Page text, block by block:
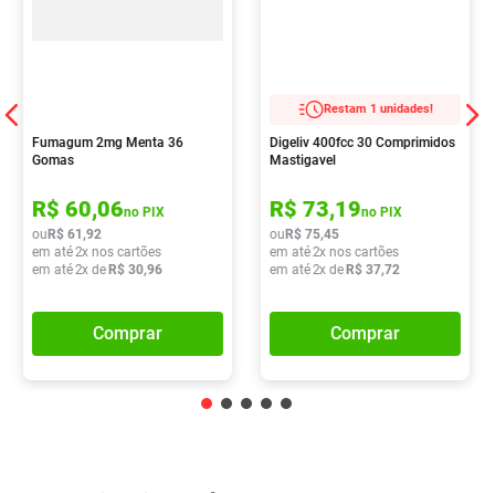
Fumagum 2mg Menta 36
Gomas
R$ 60,06no PIX
ou R$ 61 ,92
em até2x nos cartões
em até2x de R$ 30,96
Comprar
Restam 1 unidades!
Digeliv 400fcc 30 Comprimidos
Mastigavel
R$ 73,19no PIX
ou R$ 75,45
em até2x nos cartões
em até2x de R$ 37,72
Comprar